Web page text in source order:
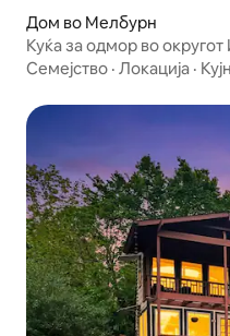
Дом во Мелбурн
Куќа за одмор во округот
Семејство · Локација ·